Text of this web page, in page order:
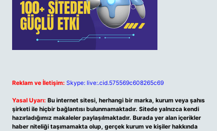
Reklam ve İletişim: Skype: live:.cid.575569c608265c69
Yasal Uyarı: Bu internet sitesi, herhangi bir marka, kurum veya şahıs
şirketi ile hiçbir bağlantısı bulunmamaktadır. Sitede yalnızca kendi
hazırladığımız makaleler paylaşılmaktadır. Burada yer alan içerikler
haber niteliği taşımamakta olup, gerçek kurum ve kişiler hakkında